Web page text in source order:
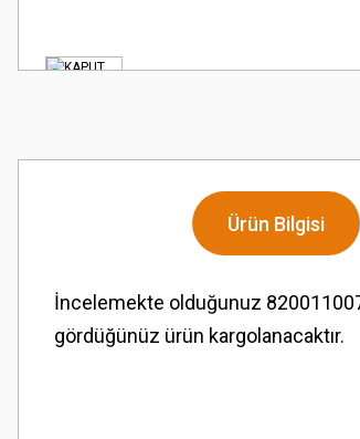
Ürün Bilgisi
İncelemekte olduğunuz
gördüğünüz ürün kargolanacaktır.